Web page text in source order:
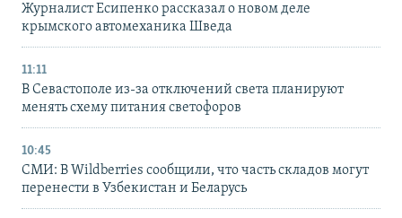
Журналист Есипенко рассказал о новом деле
крымского автомеханика Шведа
11:11
В Севастополе из-за отключений света планируют
менять схему питания светофоров
10:45
СМИ: В Wildberries сообщили, что часть складов могут
перенести в Узбекистан и Беларусь